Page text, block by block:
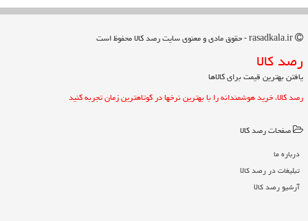
رصد كالا
یافتن بهترین قیمت برای کالاها
رصد کالا، خرید هوشمندانه را با بهترین نرخها در کوتاهترین زمان تجربه کنید
صفحات رصد كالا
درباره ما
تبلیغات در رصد كالا
آرشیو رصد كالا